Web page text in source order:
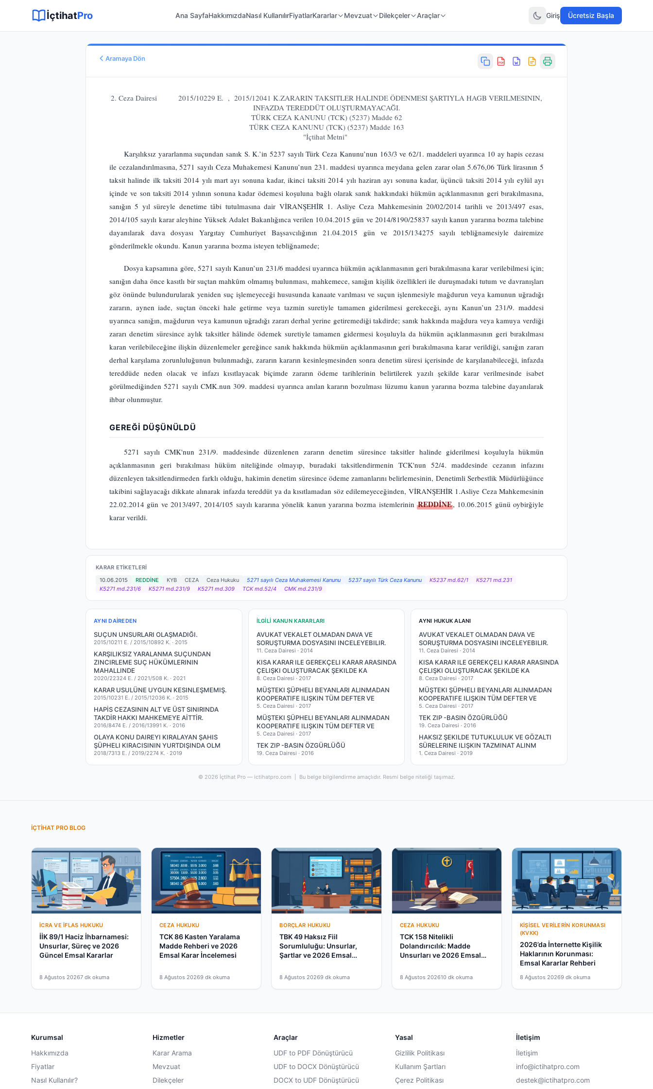
İçtihatPro Ana SayfaHakkımızdaNasıl KullanılırFiyatlarKararlar Mevzuat Dilekçeler Araçlar Giriş Ücretsiz Başla
Aramaya Dön
PDF
2015/10229
Karar Sonucu
REDDİNE
Hukuk Alanı
2. Ceza Dairesi 2015/10229 E. , 2015/12041 K.ZARARIN TAKSITLER HALINDE ÖDENMESI ŞARTIYLA HAGB VERILMESININ,
INFAZDA TEREDDÜT OLUŞTURMAYACAĞI.
TÜRK CEZA KANUNU (TCK) (5237) Madde 62
TÜRK CEZA KANUNU (TCK) (5237) Madde 163
"İçtihat Metni"
Karşılıksız yararlanma suçundan sanık S. K.’in 5237 sayılı Türk Ceza Kanunu’nun 163/3 ve 62/1. maddeleri uyarınca 10 ay hapis cezası
ile cezalandırılmasına, 5271 sayılı Ceza Muhakemesi Kanunu’nun 231. maddesi uyarınca meydana gelen zarar olan 5.676,06 Türk lirasının 5
taksit halinde ilk taksiti 2014 yılı mart ayı sonuna kadar, ikinci taksiti 2014 yılı haziran ayı sonuna kadar, üçüncü taksiti 2014 yılı eylül ayı
içinde ve son taksiti 2014 yılının sonuna kadar ödemesi koşuluna bağlı olarak sanık hakkındaki hükmün açıklanmasının geri bırakılmasına,
sanığın 5 yıl süreyle denetime tâbi tutulmasına dair VİRANŞEHİR 1. Asliye Ceza Mahkemesinin 20/02/2014 tarihli ve 2013/497 esas,
2014/105 sayılı karar aleyhine Yüksek Adalet Bakanlığınca verilen 10.04.2015 gün ve 2014/8190/25837 sayılı kanun yararına bozma talebine
dayanılarak dava dosyası Yargıtay Cumhuriyet Başsavcılığının 21.04.2015 gün ve 2015/134275 sayılı tebliğnamesiyle dairemize
gönderilmekle okundu. Kanun yararına bozma isteyen tebliğnamede;
Dosya kapsamına göre, 5271 sayılı Kanun’un 231/6 maddesi uyarınca hükmün açıklanmasının geri bırakılmasına karar verilebilmesi için;
sanığın daha önce kasıtlı bir suçtan mahkûm olmamış bulunması, mahkemece, sanığın kişilik özellikleri ile duruşmadaki tutum ve davranışları
göz önünde bulundurularak yeniden suç işlemeyeceği hususunda kanaate varılması ve suçun işlenmesiyle mağdurun veya kamunun uğradığı
zararın, aynen iade, suçtan önceki hale getirme veya tazmin suretiyle tamamen giderilmesi gerekeceği, aynı Kanun’un 231/9. maddesi
uyarınca sanığın, mağdurun veya kamunun uğradığı zararı derhal yerine getiremediği takdirde; sanık hakkında mağdura veya kamuya verdiği
zararı denetim süresince aylık taksitler hâlinde ödemek suretiyle tamamen gidermesi koşuluyla da hükmün açıklanmasının geri bırakılması
karan verilebileceğine ilişkin düzenlemeler gereğince sanık hakkında hükmün açıklanmasının geri bırakılmasına karar verildiği, sanığın zararı
derhal karşılama zorunluluğunun bulunmadığı, zararın kararın kesinleşmesinden sonra denetim süresi içerisinde de karşılanabileceği, infazda
tereddüde neden olacak ve infazı kısıtlayacak biçimde zararın ödeme tarihlerinin belirtilerek yazılı şekilde karar verilmesinde isabet
görülmediğinden 5271 sayılı CMK.nun 309. maddesi uyarınca anılan kararın bozulması lüzumu kanun yararına bozma talebine dayanılarak
ihbar olunmuştur.
GEREĞİ DÜŞÜNÜLDÜ
5271 sayılı CMK'nun 231/9. maddesinde düzenlenen zararın denetim süresince taksitler halinde giderilmesi koşuluyla hükmün
açıklanmasının geri bırakılması hüküm niteliğinde olmayıp, buradaki taksitlendirmenin TCK'nun 52/4. maddesinde cezanın infazını
düzenleyen taksitlendirmeden farklı olduğu, hakimin denetim süresince ödeme zamanlarını belirlemesinin, Denetimli Serbestlik Müdürlüğünce
takibini sağlayacağı dikkate alınarak infazda tereddüt ya da kısıtlamadan söz edilemeyeceğinden, VİRANŞEHİR 1.Asliye Ceza Mahkemesinin
22.02.2014 gün ve 2013/497, 2014/105 sayılı kararına yönelik kanun yararına bozma istemlerinin REDDİNE, 10.06.2015 günü oybirğiyle
karar verildi.
KARAR ETIKETLERI
10.06.2015
REDDİNE KYB CEZA Ceza Hukuku 5271 sayılı Ceza Muhakemesi Kanunu 5237 sayılı Türk Ceza Kanunu K5237 md.62/1
K5271 md.231
K5271 md.231/6
K5271 md.231/9 K5271 md.309 TCK md.52/4 CMK md.231/9
AYNI DAIREDEN
SUÇUN UNSURLARI OLAŞMADIĞI.
2015/10211 E. / 2015/10892 K. · 2015
KARŞILIKSIZ YARALANMA SUÇUNDAN
ZINCIRLEME SUÇ HÜKÜMLERININ
MAHALLINDE
2020/22324 E. / 2021/508 K. · 2021
KARAR USULÜNE UYGUN KESINLEŞMEMIŞ.
2015/10231 E. / 2015/12036 K. · 2015
HAPİS CEZASININ ALT VE ÜST SINIRINDA
TAKDİR HAKKI MAHKEMEYE AİTTİR.
2016/8474 E. / 2016/13991 K. · 2016
OLAYA KONU DAIREYI KIRALAYAN ŞAHIS
ŞÜPHELI KIRACISININ YURTDIŞINDA OLM
2018/7313 E. / 2019/2274 K. · 2019
İLGILI KANUN KARARLARI
AVUKAT VEKALET OLMADAN DAVA VE
SORUŞTURMA DOSYASINI INCELEYEBILIR.
11. Ceza Dairesi · 2014
KISA KARAR ILE GEREKÇELI KARAR ARASINDA
ÇELIŞKI OLUŞTURACAK ŞEKILDE KA
8. Ceza Dairesi · 2017
MÜŞTEKI ŞÜPHELI BEYANLARI ALINMADAN
KOOPERATIFE ILIŞKIN TÜM DEFTER VE
5. Ceza Dairesi · 2017
MÜŞTEKI ŞÜPHELI BEYANLARI ALINMADAN
KOOPERATIFE ILIŞKIN TÜM DEFTER VE
5. Ceza Dairesi · 2017
TEK ZIP -BASIN ÖZGÜRLÜĞÜ
19. Ceza Dairesi · 2016
AYNI HUKUK ALANI
AVUKAT VEKALET OLMADAN DAVA VE
SORUŞTURMA DOSYASINI INCELEYEBILIR.
11. Ceza Dairesi · 2014
KISA KARAR ILE GEREKÇELI KARAR ARASINDA
ÇELIŞKI OLUŞTURACAK ŞEKILDE KA
8. Ceza Dairesi · 2017
MÜŞTEKI ŞÜPHELI BEYANLARI ALINMADAN
KOOPERATIFE ILIŞKIN TÜM DEFTER VE
5. Ceza Dairesi · 2017
TEK ZIP -BASIN ÖZGÜRLÜĞÜ
19. Ceza Dairesi · 2016
HAKSIZ ŞEKILDE TUTUKLULUK VE GÖZALTI
SÜRELERINE ILIŞKIN TAZMINAT ALINM
1. Ceza Dairesi · 2019
© 2026 İçtihat Pro — ictihatpro.com | Bu belge bilgilendirme amaçlıdır. Resmi belge niteliği taşımaz.
İÇTIHAT PRO BLOG
İCRA VE İFLAS HUKUKU
İİK 89/1 Haciz İhbarnamesi:
Unsurlar, Süreç ve 2026
Güncel Emsal Kararlar
8 Ağustos 20267 dk okuma
CEZA HUKUKU
TCK 86 Kasten Yaralama
Madde Rehberi ve 2026
Emsal Karar İncelemesi
8 Ağustos 20269 dk okuma
BORÇLAR HUKUKU
TBK 49 Haksız Fiil
Sorumluluğu: Unsurlar,
Şartlar ve 2026 Emsal
8 Ağustos 20269 dk okuma
CEZA HUKUKU
TCK 158 Nitelikli
Dolandırıcılık: Madde
Unsurları ve 2026 Emsal
8 Ağustos 202610 dk okuma
KIŞISEL VERILERIN KORUNMASI
(KVKK)
2026’da İnternette Kişilik
Haklarının Korunması:
Emsal Kararlar Rehberi
8 Ağustos 20269 dk okuma
Kurumsal
Hakkımızda
Fiyatlar
Nasıl Kullanılır?
Hizmetler
Karar Arama
Mevzuat
Dilekçeler
Araçlar
UDF to PDF Dönüştürücü
UDF to DOCX Dönüştürücü
DOCX to UDF Dönüştürücü
Yasal
Gizlilik Politikası
Kullanım Şartları
Çerez Politikası
İletişim
İletişim
info@ictihatpro.com
destek@ictihatpro.com